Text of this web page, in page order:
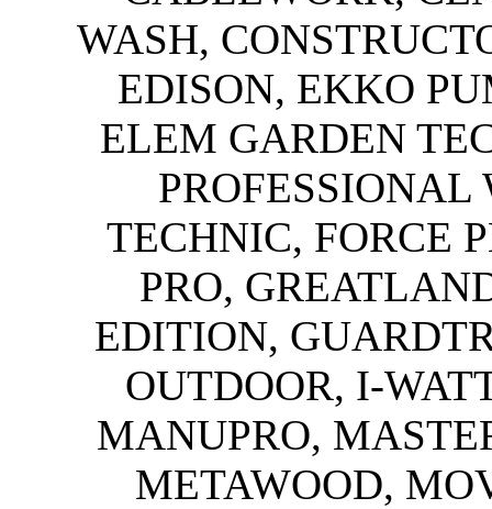
WASH,
EDISON, EKKO
ELEM GARDEN
PROFESSIONAL
TECHNIC, FORCE
PRO,
EDITION,
OUTDOOR, I-
MANUPRO,
METAWOOD,